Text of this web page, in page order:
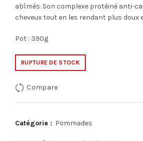
abîmés. Son complexe protéiné anti-
cheveux tout en les rendant plus doux
Pot : 390g
RUPTURE DE STOCK
Compare
Catégorie : Pommades